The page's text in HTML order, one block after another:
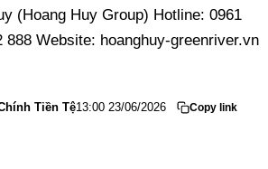
(Hoang Huy Group) Hotline: 0961
888 Website: hoanghuy-greenriver.vn
Tiền Tệ13:00 23/06/2026 Copy link